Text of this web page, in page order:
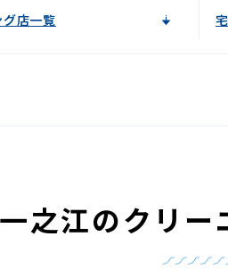
店一覧
一之江のクリー